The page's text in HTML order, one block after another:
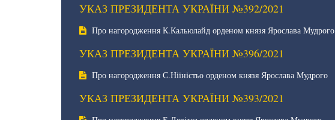
УКАЗ ПРЕЗИДЕНТА УКРАЇНИ №392/2021
Про нагородження К.Кальюлайд орденом князя Ярослава Мудрого
УКАЗ ПРЕЗИДЕНТА УКРАЇНИ №396/2021
Про нагородження С.Нііністьо орденом князя Ярослава Мудрого
УКАЗ ПРЕЗИДЕНТА УКРАЇНИ №393/2021